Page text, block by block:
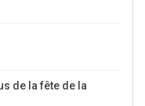
de la fête de la